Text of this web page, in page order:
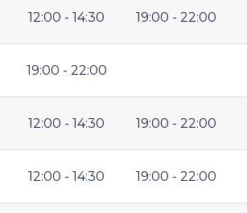
12:00 - 14:30 19:00 - 22:00
19:00 - 22:00
12:00 - 14:30 19:00 - 22:00
12:00 - 14:30 19:00 - 22:00